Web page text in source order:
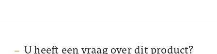
U heeft een vraag over dit product?